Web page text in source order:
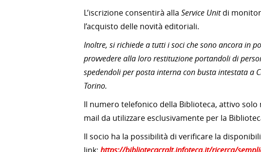
L’iscrizione consentirà alla Service Unitdi
l’acquisto delle novità editoriali.
Inoltre, si richiede a tutti i soci che sono ancora in
provvedere alla loro restituzione portandoli di
spedendoli per posta interna con busta intestata a
Torino.
Il numero telefonico della Biblioteca, attivo
mail da utilizzare esclusivamente per la
Il socio ha la possibilità di verificare la